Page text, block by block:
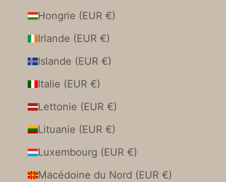
Hongrie (EUR €)
Irlande (EUR €)
Islande (EUR €)
Italie (EUR €)
Lettonie (EUR €)
Lituanie (EUR €)
Luxembourg (EUR €)
Macédoine du Nord (EUR €)